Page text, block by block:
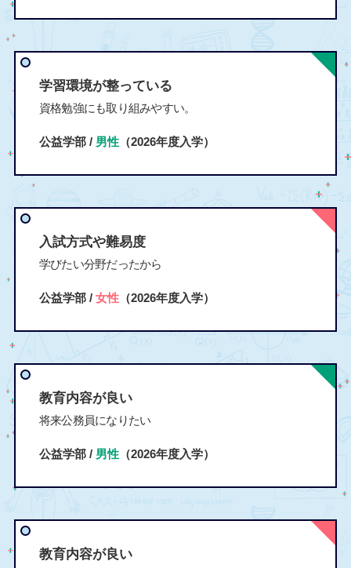
学習環境が整っている
資格勉強にも取り組みやすい。
公益学部 / 男性（2026年度入学）
入試方式や難易度
学びたい分野だったから
公益学部 / 女性（2026年度入学）
教育内容が良い
将来公務員になりたい
公益学部 / 男性（2026年度入学）
教育内容が良い